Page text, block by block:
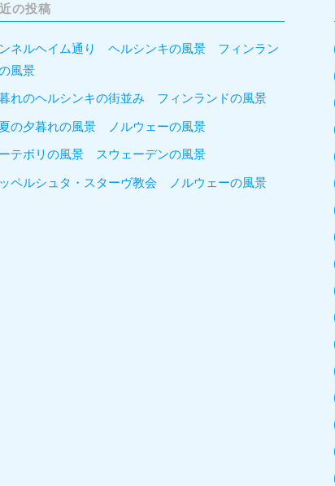
の投稿
ネルヘイム通り ヘルシンキの風景 フィンラン
風景
れのヘルシンキの街並み フィンランドの風景
の夕暮れの風景 ノルウェーの風景
テボリの風景 スウェーデンの風景
ペルシュタ・スターヴ教会 ノルウェーの風景